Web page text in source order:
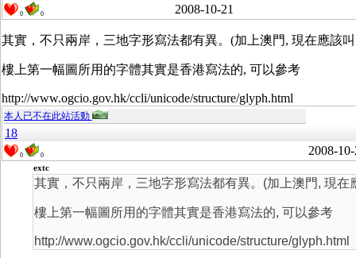
0 0 2008-10-21
其實，不只兩岸，三地字形寫法都有異。(加上澳門, 現在應該
樓上第一幅圖所用的字體其實是香港寫法的, 可以參考
http://www.ogcio.gov.hk/ccli/unicode/structure/glyph.html
本人已不在此站活動
18
0 0 2008-
extc
其實，不只兩岸，三地字形寫法都有異。(加上澳門, 現在
樓上第一幅圖所用的字體其實是香港寫法的, 可以參考
http://www.ogcio.gov.hk/ccli/unicode/structure/glyph.html